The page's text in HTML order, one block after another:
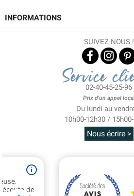
INFORMATIONS
SUIVEZ-NOUS !
Service
02-40-45-25-96
Prix d'un appel
Du lundi au
10h00-12h30 /
Nous écrire >